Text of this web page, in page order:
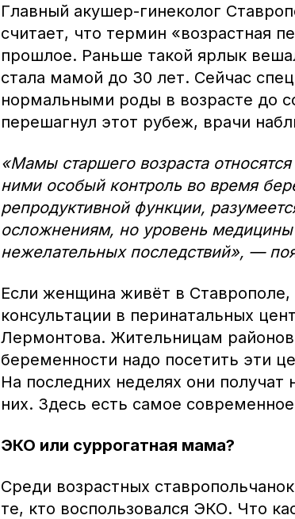
Главный акушер-гинеколог
считает, что термин «возрастная
прошлое. Раньше такой ярлык
стала мамой до 30 лет. Сейчас
нормальными роды в возрасте до
перешагнул этот рубеж, врачи
«Мамы старшего возраста
ними особый контроль во время
репродуктивной функции,
осложнениям, но уровень медицины
нежелательных последствий», —
Если женщина живёт в Ставрополе,
консультации в перинатальных
Лермонтова. Жительницам
беременности надо посетить эти
На последних неделях они
них. Здесь есть самое
ЭКО или суррогатная мама?
Среди возрастных
те, кто воспользовался ЭКО. Что